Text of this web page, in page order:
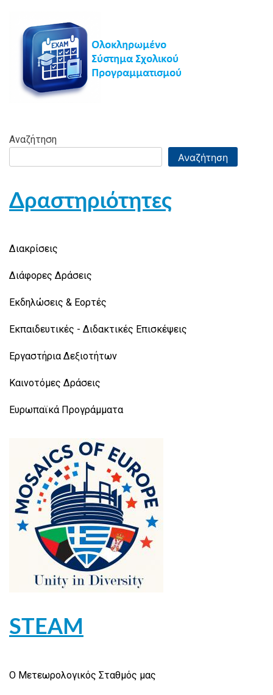
Αναζήτηση
Αναζήτηση
Δραστηριότητες
Διακρίσεις
Διάφορες Δράσεις
Εκδηλώσεις & Εορτές
Εκπαιδευτικές - Διδακτικές Επισκέψεις
Εργαστήρια Δεξιοτήτων
Καινοτόμες Δράσεις
Ευρωπαϊκά Προγράμματα
STEAM
Ο Μετεωρολογικός Σταθμός μας